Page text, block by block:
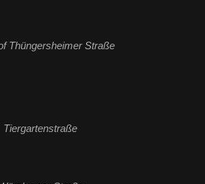
Thüngersheimer Straße
Tiergartenstraße